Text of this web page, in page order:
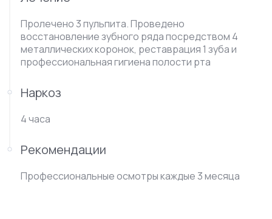
Пролечено 3 пульпита. Проведено
восстановление зубного ряда посредством 4
металлических коронок, реставрация 1 зуба и
профессиональная гигиена полости рта
Наркоз
4 часа
Рекомендации
Профессиональные осмотры каждые 3 месяца